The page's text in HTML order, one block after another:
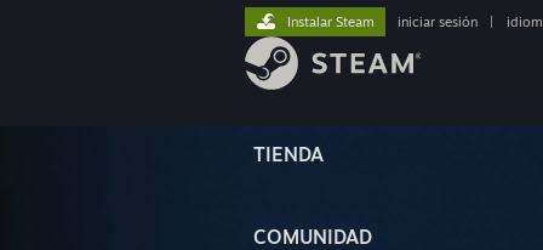
TIENDA
COMUNIDAD
Instalar Steam iniciar sesión